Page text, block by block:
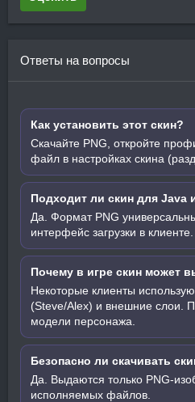
Ответы на вопросы
Как установить этот скин?
Скачайте PNG, откройте
файл в настройках скина
Подходит ли скин для Java
Да. Формат PNG
интерфейс загрузки в клиенте.
Почему в игре скин может
Некоторые клиенты
(Steve/Alex) и внешние слои.
модели персонажа.
Безопасно ли скачивать
Да. Выдаются только PNG-
исполняемых файлов.